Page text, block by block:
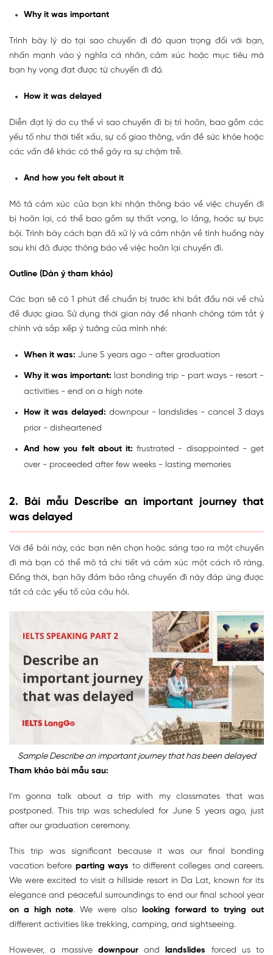
Why it was important
Trình bày lý do tại sao chuyến đi đó quan trọng đối với bạn,
nhấn mạnh vào ý nghĩa cá nhân, cảm xúc hoặc mục tiêu mà
bạn hy vọng đạt được từ chuyến đi đó.
How it was delayed
Diễn đạt lý do cụ thể vì sao chuyến đi bị trì hoãn, bao gồm các
yếu tố như thời tiết xấu, sự cố giao thông, vấn đề sức khỏe hoặc
các vấn đề khác có thể gây ra sự chậm trễ.
And how you felt about it
Mô tả cảm xúc của bạn khi nhận thông báo về việc chuyến đi
bị hoãn lại, có thể bao gồm sự thất vọng, lo lắng, hoặc sự bực
bội. Trình bày cách bạn đã xử lý và cảm nhận về tình huống này
sau khi đã được thông báo về việc hoãn lại chuyến đi.
Outline (Dàn ý tham khảo)
Các bạn sẽ có 1 phút để chuẩn bị trước khi bắt đầu nói về chủ
đề được giao. Sử dụng thời gian này để nhanh chóng tóm tắt ý
chính và sắp xếp ý tưởng của mình nhé:
When it was: June 5 years ago - after graduation
Why it was important: last bonding trip - part ways - resort -
activities - end on a high note
How it was delayed: downpour - landslides - cancel 3 days
prior - disheartened
And how you felt about it:frustrated - disappointed - get
over - proceeded after few weeks - lasting memories
2. Bài mẫu Describe an important journey that
was delayed
Với đề bài này, các bạn nên chọn hoặc sáng tạo ra một chuyến
đi mà bạn có thể mô tả chi tiết và cảm xúc một cách rõ ràng.
Đồng thời, bạn hãy đảm bảo rằng chuyến đi này đáp ứng được
tất cả các yếu tố của câu hỏi.
Sample Describe an important journey that has been delayed
Tham khảo bài mẫu sau:
I’m gonna talk about a trip with my classmates that was
postponed. This trip was scheduled for June 5 years ago, just
after our graduation ceremony.
This trip was significant because it was our final bonding
vacation before parting ways to different colleges and careers.
We were excited to visit a hillside resort in Da Lat, known for its
elegance and peaceful surroundings to end our final school year
on a high note. We were also looking forward to trying out
different activities like trekking, camping, and sightseeing.
However, a massive downpourand landslides forced us to